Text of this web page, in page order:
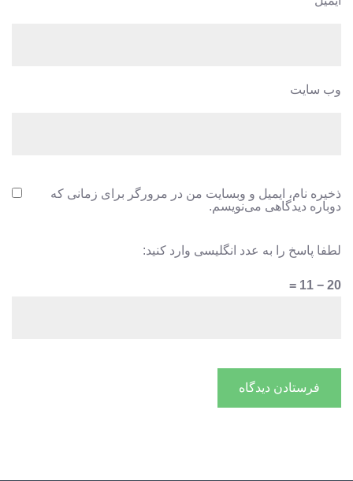
وب‌ سایت
ذخیره نام، ایمیل و وبسایت من در مرورگر برای زمانی که
دوباره دیدگاهی می‌نویسم.
لطفا پاسخ را به عدد انگلیسی وارد کنید:
20 − 11 =